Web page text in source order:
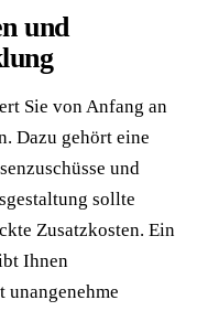
und
Sie von Anfang an
Dazu gehört eine
und
sollte
Zusatzkosten. Ein
Ihnen
unangenehme